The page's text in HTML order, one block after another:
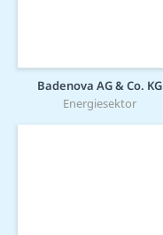
Badenova AG & Co. KG
Energiesektor